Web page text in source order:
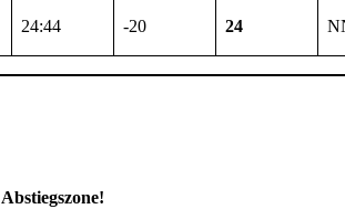
24:44 -20 24
Abstiegszone!